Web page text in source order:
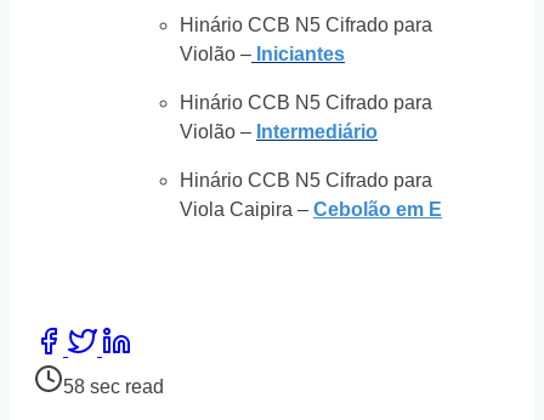
Hinário CCB N5 Cifrado para
Violão – Iniciantes
Hinário CCB N5 Cifrado para
Violão – Intermediário
Hinário CCB N5 Cifrado para
Viola Caipira – Cebolão em E
Share
this
post
Post58 sec read